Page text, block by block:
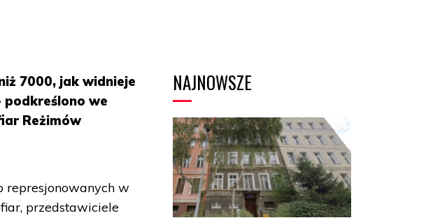
7000, jak widnieje
podkreślono we
Reżimów
represjonowanych w
przedstawiciele
NAJNOWSZE